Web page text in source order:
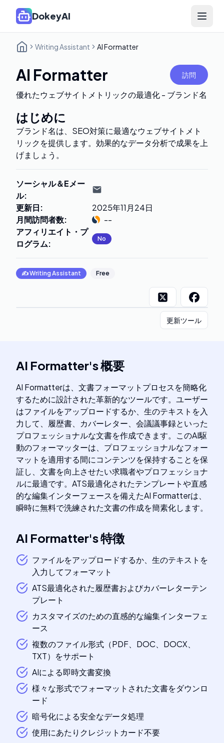
DokeyAI Open
Writing Assistant AI Formatter
AI Formatter 訪問
優れたウェブサイトメトリックの最適化 - ブランド名
はじめに
ブランド名は、SEO対策に最適なウェブサイトメト
リックを提供します。効果的なデータ分析で成果を上
げましょう。
ソーシャル＆Eメー
ル:
更新日:
2025年11月24日
月間訪問者数:
--
アフィリエイト・プ
ログラム: No
✍️Writing Assistant Free
更新ツール
AI Formatter's概要
AI Formatterは、文書フォーマットプロセスを簡略化
するために設計された革新的なツールです。ユーザー
はファイルをアップロードするか、生のテキストを入
力して、履歴書、カバーレター、会議議事録といった
プロフェッショナルな文書を作成できます。このAI駆
動のフォーマッターは、プロフェッショナルなフォー
マットを適用する間にコンテンツを保持することを保
証し、文書を向上させたい求職者やプロフェッショナ
ルに最適です。ATS最適化されたテンプレートや直感
的な編集インターフェースを備えたAI Formatterは、
瞬時に無料で洗練された文書の作成を簡素化します。
AI Formatter's特徴
ファイルをアップロードするか、生のテキストを
入力してフォーマット
ATS最適化された履歴書およびカバーレターテン
プレート
カスタマイズのための直感的な編集インターフェ
ース
複数のファイル形式（PDF、DOC、DOCX、
TXT）をサポート
AIによる即時文書変換
様々な形式でフォーマットされた文書をダウンロ
ード
暗号化による安全なデータ処理
使用にあたりクレジットカード不要